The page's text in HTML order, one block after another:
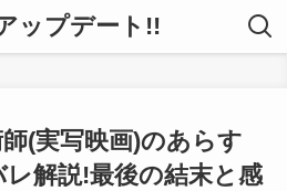
ップデート!!
(実写映画)のあらす
レ解説!最後の結末と感